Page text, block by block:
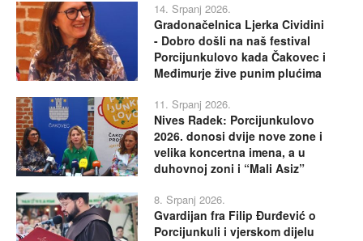
14. Srpanj 2026.
Gradonačelnica Ljerka Cividini
- Dobro došli na naš festival
Porcijunkulovo kada Čakovec i
Međimurje žive punim plućima
11. Srpanj 2026.
Nives Radek: Porcijunkulovo
2026. donosi dvije nove zone i
velika koncertna imena, a u
duhovnoj zoni i “Mali Asiz”
8. Srpanj 2026.
Gvardijan fra Filip Đurđević o
Porcijunkuli i vjerskom dijelu